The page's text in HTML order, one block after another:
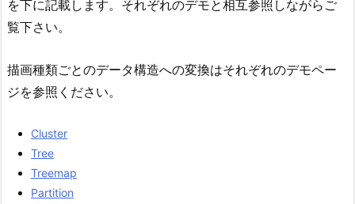
を下に記載します。それぞれのデモと相互参照しながらご
覧下さい。
描画種類ごとのデータ構造への変換はそれぞれのデモペー
ジを参照ください。
Cluster
Tree
Treemap
Partition